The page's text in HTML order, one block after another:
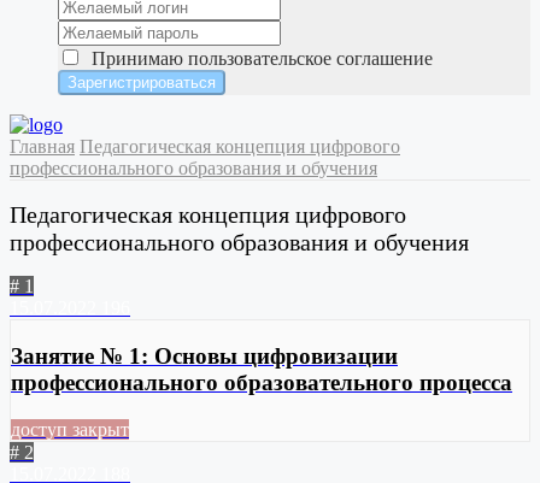
Принимаю пользовательское соглашение
Главная Педагогическая концепция цифрового
профессионального образования и обучения
Педагогическая концепция цифрового
профессионального образования и обучения
# 1
Занятие № 1: Основы цифровизации
профессионального образовательного процесса
доступ закрыт
# 2